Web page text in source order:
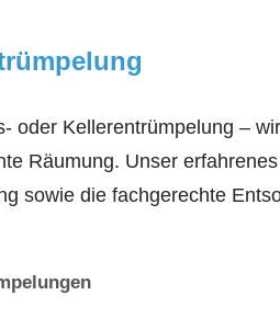
oder Kellerentrümpelung –
Räumung. Unser
sowie die fachgerechte